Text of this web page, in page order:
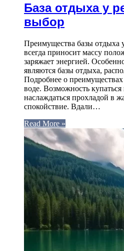
База отдыха у
выбор
Преимущества базы отдыха
всегда приносит массу
заряжает энергией.
являются базы отдыха,
Подробнее о преимуществах
воде. Возможность
наслаждаться прохладой в
спокойствие. Вдали…
Read More »